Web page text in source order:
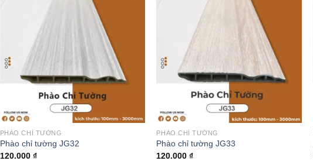
PHÀO CHỈ TƯỜNG
Phào chỉ tường JG32
120.000 ₫
PHÀO CHỈ TƯỜNG
Phào chỉ tường JG33
120.000₫